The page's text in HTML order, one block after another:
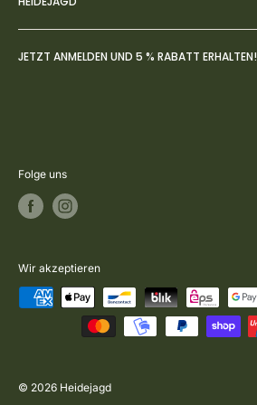
AGBs
Datenschutz
Widerruf
Über uns
FAQs
JETZT ANMELDEN UND 5 % RABATT ERHALTEN!
Folge uns
Wir akzeptieren
© 2026 Heidejagd